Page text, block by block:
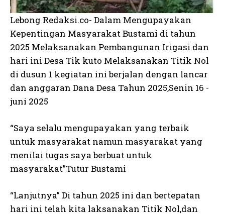
Lebong Redaksi.co- Dalam Mengupayakan
Kepentingan Masyarakat Bustami di tahun
2025 Melaksanakan Pembangunan Irigasi dan
hari ini Desa Tik kuto Melaksanakan Titik Nol
di dusun 1 kegiatan ini berjalan dengan lancar
dan anggaran Dana Desa Tahun 2025,Senin 16 -
juni 2025
“Saya selalu mengupayakan yang terbaik
untuk masyarakat namun masyarakat yang
menilai tugas saya berbuat untuk
masyarakat”Tutur Bustami
“Lanjutnya” Di tahun 2025 ini dan bertepatan
hari ini telah kita laksanakan Titik Nol,dan